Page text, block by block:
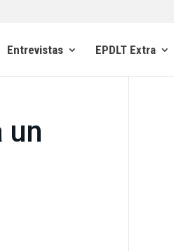
Entrevistas EPDLT Extra
un